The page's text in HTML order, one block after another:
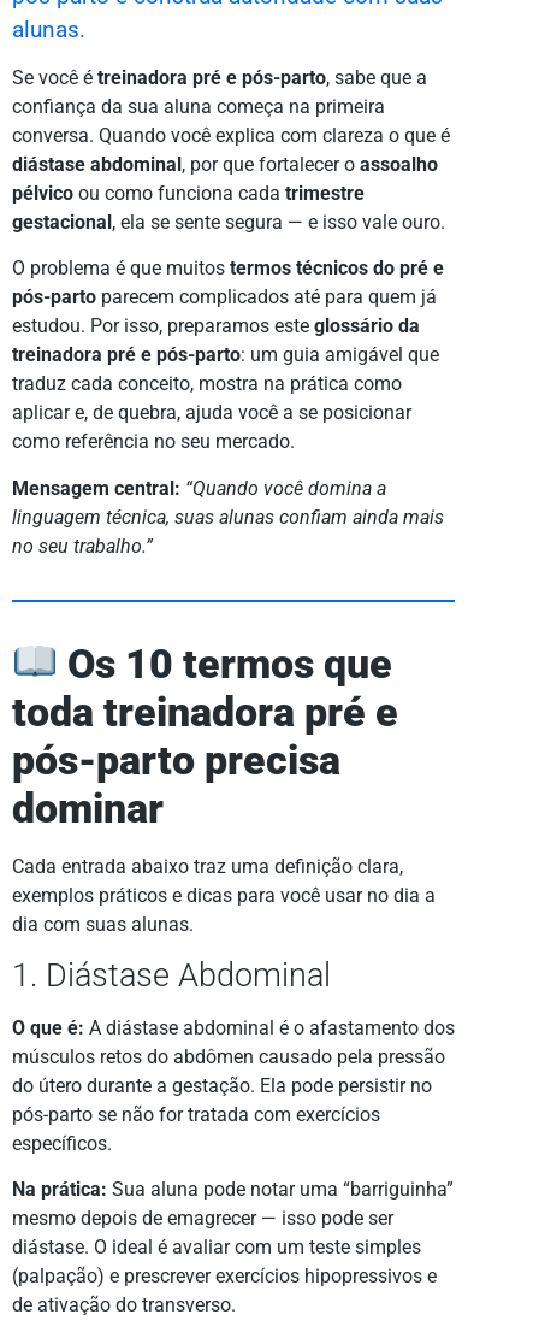
alunas.
Se você é treinadora pré e pós-parto, sabe que a
confiança da sua aluna começa na primeira
conversa. Quando você explica com clareza o que é
diástase abdominal, por que fortalecer o assoalho
pélvico ou como funciona cada trimestre
gestacional, ela se sente segura — e isso vale ouro.
O problema é que muitos termos técnicos do pré e
pós-parto parecem complicados até para quem já
estudou. Por isso, preparamos este glossário da
treinadora pré e pós-parto: um guia amigável que
traduz cada conceito, mostra na prática como
aplicar e, de quebra, ajuda você a se posicionar
como referência no seu mercado.
Mensagem central: “Quando você domina a
linguagem técnica, suas alunas confiam ainda mais
no seu trabalho.”
Os 10 termos que
toda treinadora pré e
pós-parto precisa
dominar
Cada entrada abaixo traz uma definição clara,
exemplos práticos e dicas para você usar no dia a
dia com suas alunas.
1. Diástase Abdominal
O que é: A diástase abdominal é o afastamento dos
músculos retos do abdômen causado pela pressão
do útero durante a gestação. Ela pode persistir no
pós-parto se não for tratada com exercícios
específicos.
Na prática: Sua aluna pode notar uma “barriguinha”
mesmo depois de emagrecer — isso pode ser
diástase. O ideal é avaliar com um teste simples
(palpação) e prescrever exercícios hipopressivos e
de ativação do transverso.